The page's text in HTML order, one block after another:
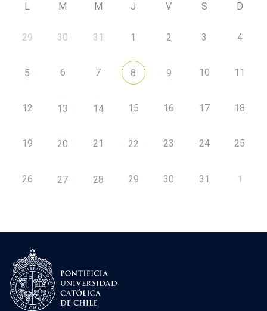
L M M J V S D
29 30 31 1 2 3 4
5 6 7 8 9 10 11
12 13 14 15 16 17 18
19 20 21 22 23 24 25
26 27 28 29 30 31 1